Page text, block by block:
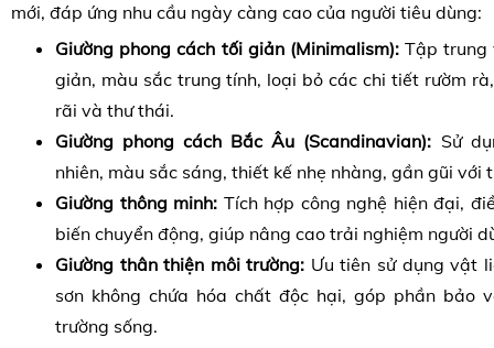
mới, đáp ứng nhu cầu ngày càng cao của người tiêu dùng:
Giường phong cách tối giản (Minimalism):Tập trung
giản, màu sắc trung tính, loại bỏ các chi tiết rườm
rãi và thư thái.
Giường phong cách Bắc Âu (Scandinavian): Sử
nhiên, màu sắc sáng, thiết kế nhẹ nhàng, gần gũi với
Giường thông minh: Tích hợp công nghệ hiện đại,
biến chuyển động, giúp nâng cao trải nghiệm người
Giường thân thiện môi trường: Ưu tiên sử dụng vật
sơn không chứa hóa chất độc hại, góp phần bảo
trường sống.